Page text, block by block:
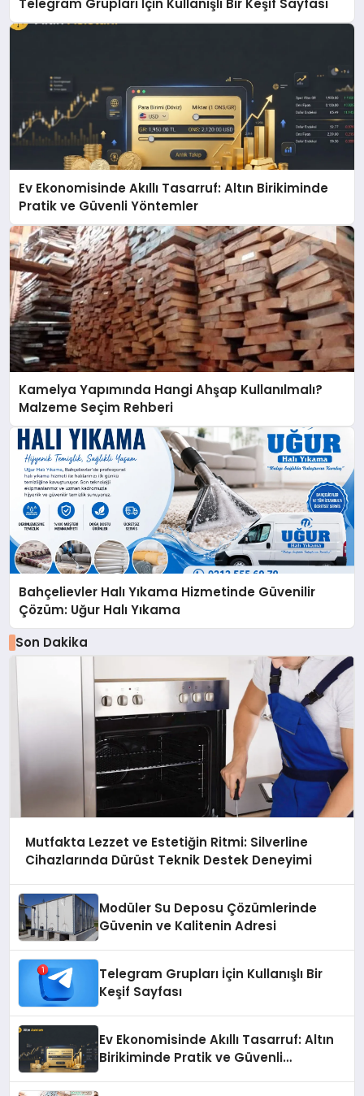
Telegram Grupları İçin Kullanışlı Bir Keşif Sayfası
Ev Ekonomisinde Akıllı Tasarruf: Altın Birikiminde
Pratik ve Güvenli Yöntemler
Kamelya Yapımında Hangi Ahşap Kullanılmalı?
Malzeme Seçim Rehberi
Bahçelievler Halı Yıkama Hizmetinde Güvenilir
Çözüm: Uğur Halı Yıkama
Son Dakika
Mutfakta Lezzet ve Estetiğin Ritmi: Silverline
Cihazlarında Dürüst Teknik Destek Deneyimi
Modüler Su Deposu Çözümlerinde
Güvenin ve Kalitenin Adresi
Telegram Grupları İçin Kullanışlı Bir
Keşif Sayfası
Ev Ekonomisinde Akıllı Tasarruf: Altın
Birikiminde Pratik ve Güvenli